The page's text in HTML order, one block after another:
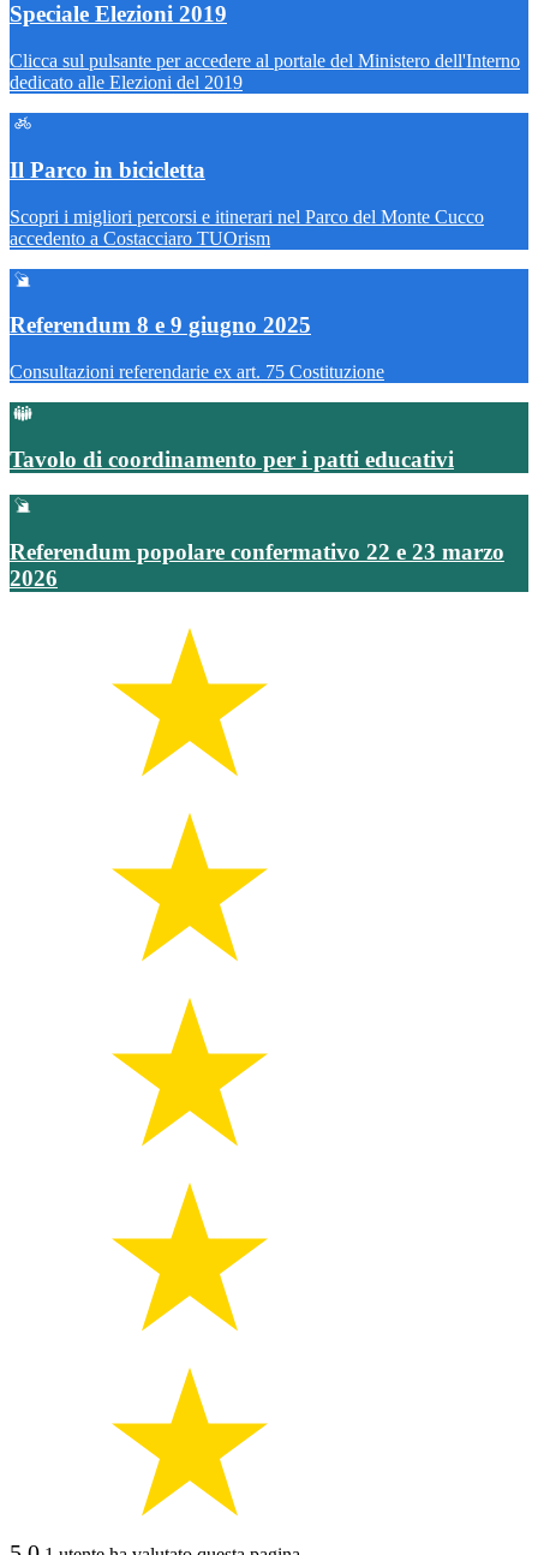
Speciale Elezioni 2019
Clicca sul pulsante per accedere al portale del Ministero dell'Interno
dedicato alle Elezioni del 2019
Il Parco in bicicletta
Scopri i migliori percorsi e itinerari nel Parco del Monte Cucco
accedento a Costacciaro TUOrism
Referendum 8 e 9 giugno 2025
Consultazioni referendarie ex art. 75 Costituzione
Tavolo di coordinamento per i patti educativi
Referendum popolare confermativo 22 e 23 marzo
2026